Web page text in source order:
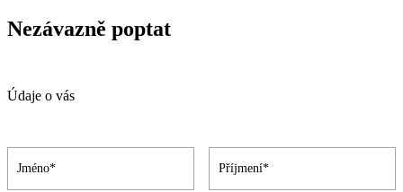
Nezávazně poptat
Údaje o vás